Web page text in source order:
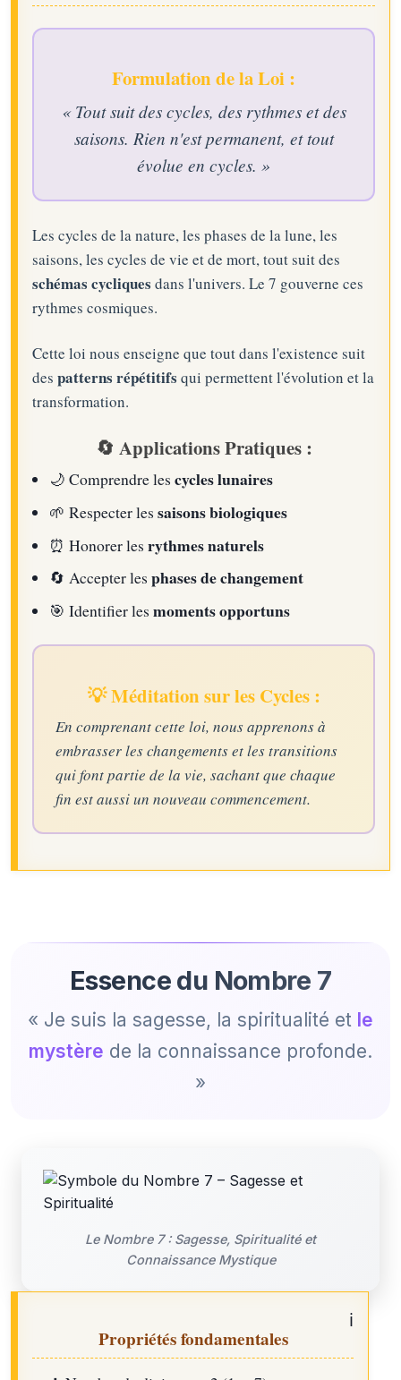
Formulation de la Loi :
« Tout suit des cycles, des rythmes et des
saisons. Rien n'est permanent, et tout
évolue en cycles. »
Les cycles de la nature, les phases de la lune, les
saisons, les cycles de vie et de mort, tout suit des
schémas cycliques dans l'univers. Le 7 gouverne ces
rythmes cosmiques.
Cette loi nous enseigne que tout dans l'existence suit
des patterns répétitifs qui permettent l'évolution et la
transformation.
🔄 Applications Pratiques :
🌙 Comprendre lescycles lunaires
🌱 Respecter lessaisons biologiques
⏰ Honorer lesrythmes naturels
🔄 Accepter lesphases de changement
🎯 Identifier lesmoments opportuns
💡 Méditation sur les Cycles :
En comprenant cette loi, nous apprenons à
embrasser les changements et les transitions
qui font partie de la vie, sachant que chaque
fin est aussi un nouveau commencement.
Essence du Nombre 7
« Je suis la sagesse, la spiritualité et le
mystère de la connaissance profonde.
»
Le Nombre 7 : Sagesse, Spiritualité et
Connaissance Mystique
Propriétés fondamentales